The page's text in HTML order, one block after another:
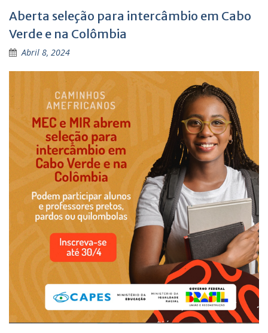
Aberta seleção para intercâmbio em Cabo
Verde e na Colômbia
Abril 8, 2024